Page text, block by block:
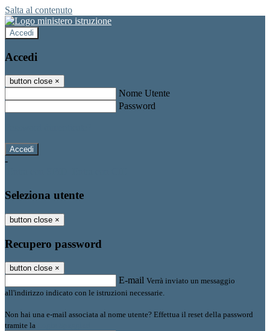
Salta al contenuto
Accedi
Accedi
button close ×
Nome Utente
Password
-
Seleziona utente
button close ×
Recupero password
button close ×
E-mail Verrà inviato un messaggio
all'indirizzo indicato con le istruzioni necessarie.
Non hai una e-mail associata al nome utente? Effettua il reset della password
tramite la